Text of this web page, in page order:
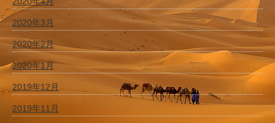
2020年3月
2020年2月
2020年1月
2019年12月
2019年11月